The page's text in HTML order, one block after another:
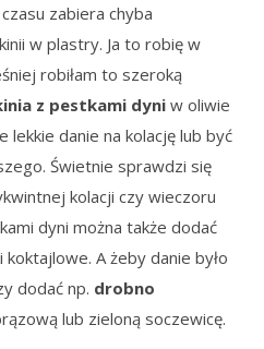
zabiera chyba
w plastry. Ja to robię w
robiłam to szeroką
z pestkami dyni w oliwie
lekkie danie na kolację lub być
Świetnie sprawdzi się
kolacji czy wieczoru
dyni można także dodać
koktajlowe. A żeby danie było
dodać np. drobno
lub zieloną soczewicę.